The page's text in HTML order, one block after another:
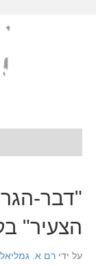
"דבר-
הצעיר"
על ידי רם א. גמליאל